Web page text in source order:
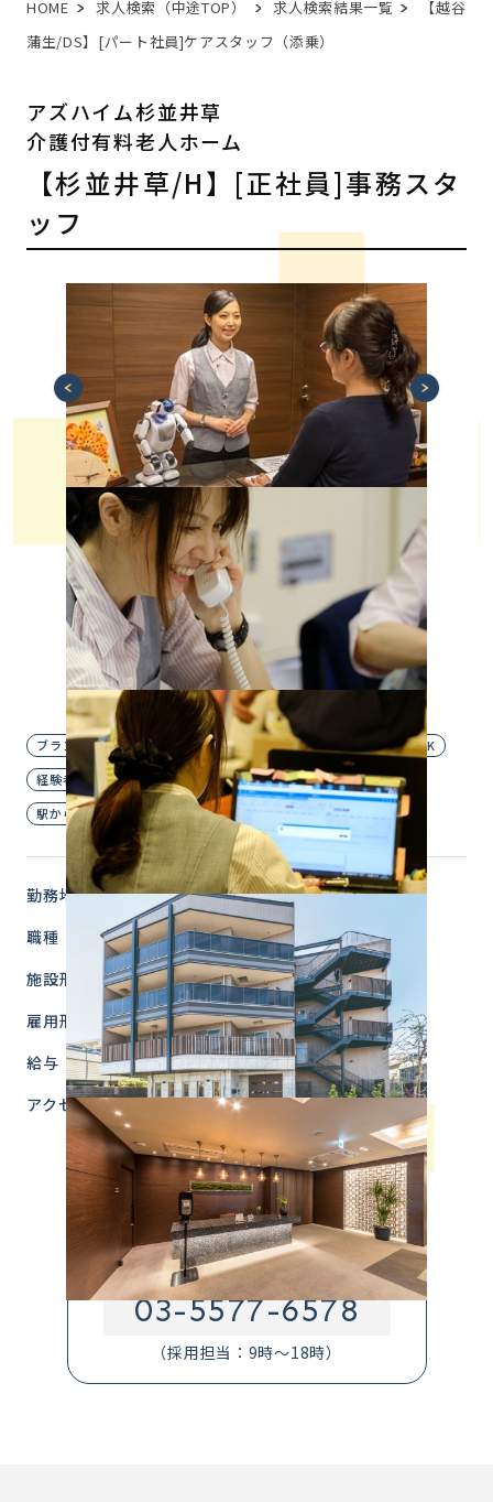
HOME 求人検索（中途TOP） 求人検索結果一覧
【越谷
蒲生/DS】[パート社員]ケアスタッフ（添乗）
アズハイム杉並井草
介護付有料老人ホーム
【杉並井草/H】[正社員]事務スタ
ッフ
介護付有料老人ホーム
人気の介護事務のお仕事☆
お仕事復帰希望の方にぴったり！
PCの基本的スキルがあれば応募可能◎
明るく笑顔で対応できる方歓迎♪
ブランクOK 主婦歓迎 夜勤なし 未経験OK
無資格OK
経験者優遇
自転車・バイク通勤OK
賞与あり
駅から徒歩圏内
勤務地
東京都 杉並区
職種
事務スタッフ
施設形態
介護付有料老人ホーム
雇用形態
正社員
給与
月給215,000円～+交通費規定内全額
アクセス
東京都杉並区井草4-17-14
西武新宿線「井荻」駅北口より徒歩11分
西武新宿線「上井草」駅北口より徒歩10分
お電話での応募・問合せはこちら
03-5577-6578
（採用担当：9時～18時）